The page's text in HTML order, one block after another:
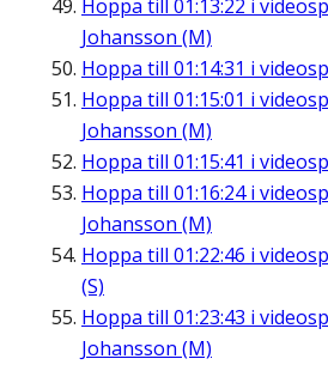
Hoppa till 01:13:22 i
Johansson (M)
Hoppa till 01:14:31 i
Hoppa till 01:15:01 i
Johansson (M)
Hoppa till 01:15:41 i
Hoppa till 01:16:24i
Johansson (M)
Hoppa till 01:22:46 i
(S)
Hoppa till 01:23:43 i
Johansson (M)